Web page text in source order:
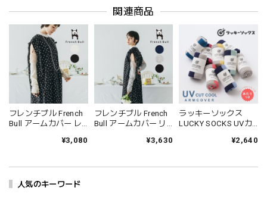
人気のキーワード
関連商品
フレンチブル French
Bull アームカバー レ
しゃれ レディース 黒
約50cm 37-01211
¥3,080
フレンチブル French
Bull アームカバー リ
バー 冷感 UVカット
¥3,630
ラッキーソックス
LUCKY SOCKS UVカ
バー uv カット ロング
¥2,640